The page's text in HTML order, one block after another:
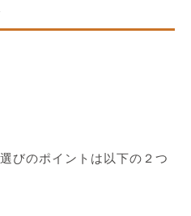
びのポイントは以下の２つ